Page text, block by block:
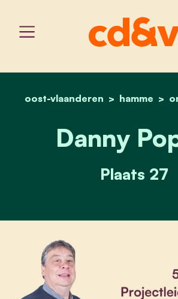
home
oost-vlaanderen hamme
Danny
Plaats 27